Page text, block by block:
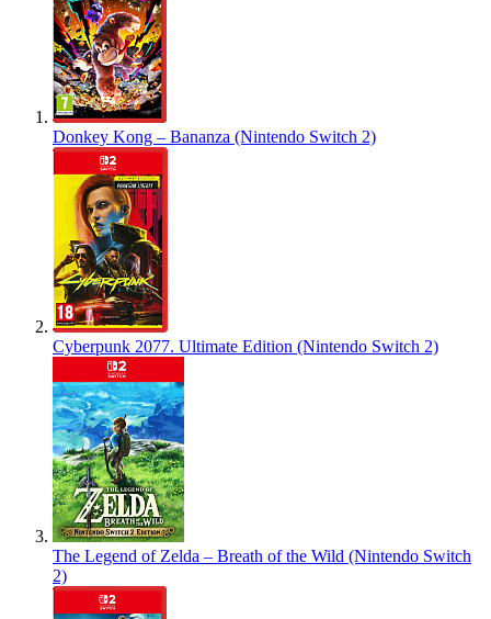
Donkey Kong – Bananza (Nintendo Switch 2)
Cyberpunk 2077. Ultimate Edition (Nintendo Switch 2)
The Legend of Zelda – Breath of the Wild (Nintendo Switch
2)